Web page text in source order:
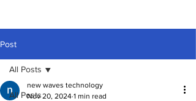
Post
All Posts
All Posts
new waves technology
Nov 20, 2024 1 min read